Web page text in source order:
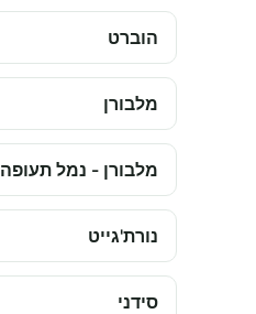
הוברט
מלבורן
מלבורן - נמל תעופה
נורת'גייט
סידני